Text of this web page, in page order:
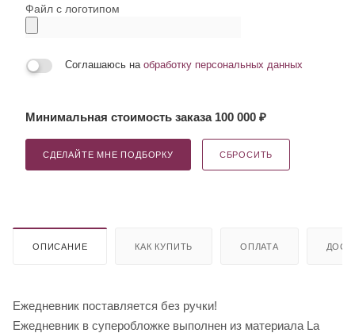
Файл с логотипом
Соглашаюсь на обработку персональных данных
Минимальная стоимость заказа 100 000 ₽
СДЕЛАЙТЕ МНЕ ПОДБОРКУ СБРОСИТЬ
ОПИСАНИЕ КАК КУПИТЬ ОПЛАТА
Ежедневник поставляется без ручки!
Ежедневник в суперобложке выполнен из материала La